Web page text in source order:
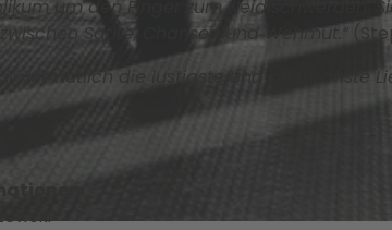
Wolfsburg GmbH |
um den Finger zum Neidischwerden.
Satire, Chanson und Wehmut.“
vermutlich die lustigste und poetischste